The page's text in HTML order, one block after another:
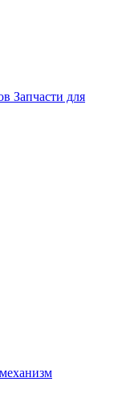
Запчасти для